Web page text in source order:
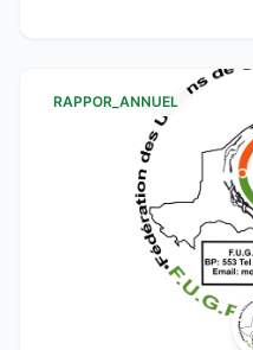
RAPPOR_ANNUEL